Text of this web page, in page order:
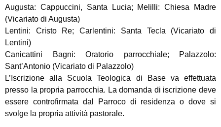
Augusta: Cappuccini, Santa Lucia; Melilli: Chiesa Madre
(Vicariato di Augusta)
Lentini: Cristo Re; Carlentini: Santa Tecla (Vicariato di
Lentini)
Canicattini Bagni: Oratorio parrocchiale; Palazzolo:
Sant’Antonio (Vicariato di Palazzolo)
L’Iscrizione alla Scuola Teologica di Base va effettuata
presso la propria parrocchia. La domanda di iscrizione deve
essere controfirmata dal Parroco di residenza o dove si
svolge la propria attività pastorale.